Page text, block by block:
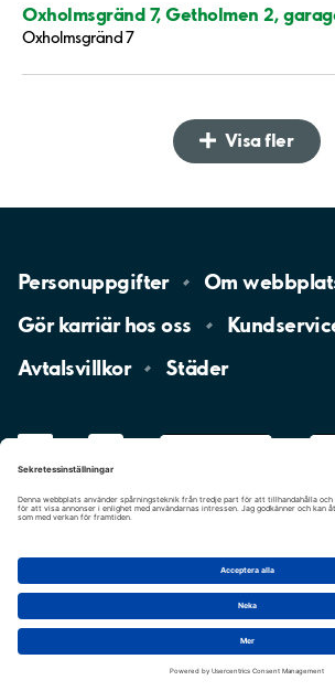
Oxholmsgränd 7, Getholmen 2,
Oxholmsgränd 7
Visa fler
Personuppgifter Om
Gör karriär hososs
Avtalsvillkor
Städer